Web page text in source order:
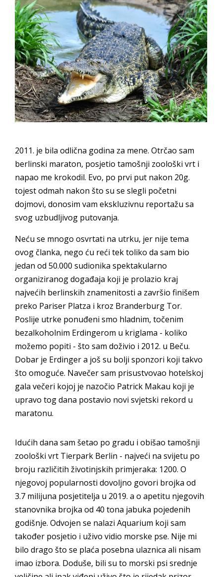
2011. je bila odlična godina za mene. Otrčao sam
berlinski maraton, posjetio tamošnji zoološki vrt i
napao me krokodil. Evo, po prvi put nakon 20g.
tojest odmah nakon što su se slegli početni
dojmovi, donosim vam ekskluzivnu reportažu sa
svog uzbudljivog putovanja.
Neću se mnogo osvrtati na utrku, jer nije tema
ovog članka, nego ću reći tek toliko da sam bio
jedan od 50.000 sudionika spektakularno
organiziranog događaja koji je prolazio kraj
najvećih berlinskih znamenitosti a završio finišem
preko Pariser Platza i kroz Branderburg Tor.
Poslije utrke ponuđeni smo hladnim, točenim
bezalkoholnim Erdingerom u kriglama - koliko
možemo popiti - što sam doživio i 2012. u Beču.
Dobar je Erdinger a još su bolji sponzori koji takvo
što omoguće. Navečer sam prisustvovao hotelskoj
gala večeri kojoj je nazočio Patrick Makau koji je
upravo tog dana postavio novi svjetski rekord u
maratonu.
Idućih dana sam šetao po gradu i obišao tamošnji
zoološki vrt Tierpark Berlin - najveći na svijetu po
broju različitih životinjskih primjeraka: 1200. O
njegovoj popularnosti dovoljno govori brojka od
3.7 milijuna posjetitelja u 2019. a o apetitu njegovih
stanovnika brojka od 40 tona jabuka pojedenih
godišnje. Odvojen se nalazi Aquarium koji sam
također posjetio i uživo vidio morske pse. Nije mi
bilo drago što se plaća posebna ulaznica ali nisam
imao izbora. Doduše, bili su to morski psi srednje